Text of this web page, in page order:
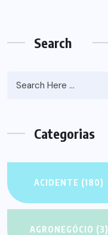
Search
Categorias
ACIDENTE (180)
AGRONEGÓCIO (3)